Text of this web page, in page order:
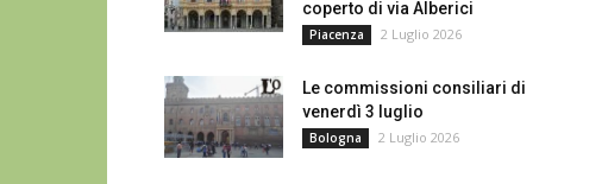
coperto di via Alberici
Piacenza 2 Luglio 2026
Le commissioni consiliari di
venerdì 3 luglio
Bologna 2 Luglio 2026